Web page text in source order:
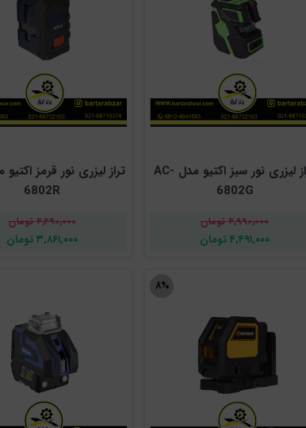
تراز لیزری نور سبز اکتیو مدل AC-
6802G
۴,۹۹۰,۰۰۰ تومان
۴,۴۹۱,۰۰۰ تومان
6802R
۴,۲۹۰,۰۰۰ تومان
۳,۸۶۱,۰۰۰ تومان
۸%